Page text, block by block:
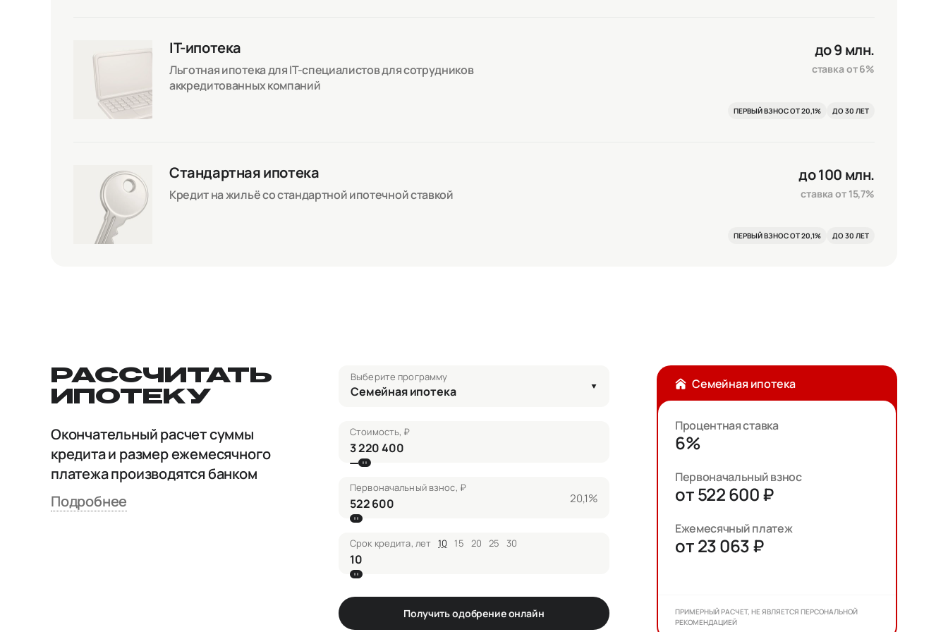
IT-ипотека
Льготная ипотека для IT-специалистов для сотрудников
аккредитованных компаний
до 9 млн.
ставка от 6%
ПЕРВЫЙ ВЗНОС ОТ 20,1% ДО 30 ЛЕТ
Стандартная ипотека
Кредит на жильё со стандартной ипотечной ставкой
до 100 млн.
ставка от 15,7%
ПЕРВЫЙ ВЗНОС ОТ 20,1% ДО 30 ЛЕТ
РАССЧИТАТЬ
ИПОТЕКУ
Окончательный расчет суммы
кредита и размер ежемесячного
платежа производятся банком
Подробнее
Выберите программу
Семейная ипотека
Стоимость, ₽
Первоначальный взнос, ₽
20,1%
Срок кредита, лет 10 15 20 25 30
Получить одобрение онлайн
Семейная ипотека
Процентная ставка
6%
Первоначальный взнос
от 522 600 ₽
Ежемесячный платеж
от 23 063 ₽
ПРИМЕРНЫЙ РАСЧЕТ, НЕ ЯВЛЯЕТСЯ ПЕРСОНАЛЬНОЙ
РЕКОМЕНДАЦИЕЙ